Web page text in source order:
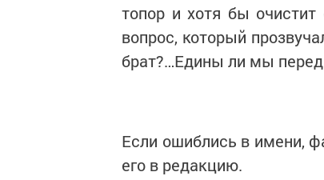
топор и хотя бы
вопрос, который
брат?…Едины ли мы
Если ошиблись в имени,
его в редакцию.